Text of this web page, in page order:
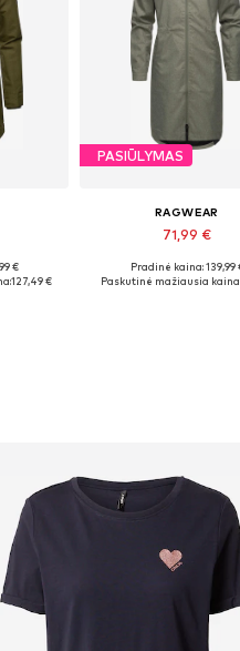
€
127,49 €
PASIŪLYMAS
RAGWEAR
71,99 €
Galimi dydžiai: XS, S, M,
Pradinė kaina: 139,99
Paskutinė mažiausia kaina: